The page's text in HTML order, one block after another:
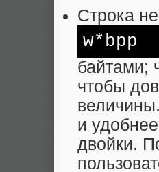
Строка
w*bpp
байтами;
чтобы
и
двойки.